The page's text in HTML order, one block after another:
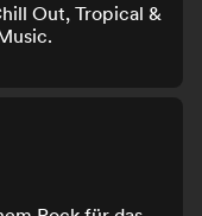
Out, Tropical &